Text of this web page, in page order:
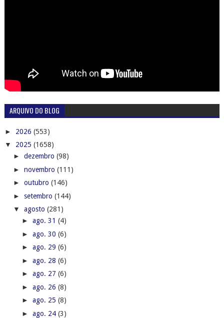
ARQUIVO DO BLOG
► 2026 (553)
▼ 2025 (1658)
► dezembro (98)
► novembro (111)
► outubro (146)
► setembro (144)
▼ agosto (281)
► ago. 31 (4)
► ago. 30 (6)
► ago. 29 (6)
► ago. 28 (6)
► ago. 27 (6)
► ago. 26 (8)
► ago. 25 (8)
► ago. 24 (3)